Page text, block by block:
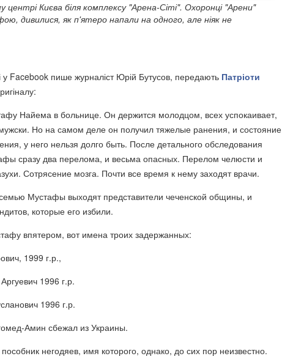
Києва біля комплексу "Арена-Сіті". Охоронці "Арени"
дивилися, як п'ятеро напали на одного, але ніяк не
у Facebook пише журналіст Юрій Бутусов, передають Патріоти
Найема в больнице. Он держится молодцом, всех успокаивает,
Но на самом деле он получил тяжелые ранения, и состояние
у него нельзя долго быть. После детального обследования
сразу два перелома, и весьма опасных. Перелом челюсти и
Сотрясение мозга. Почти все время к нему заходят врачи.
Мустафы выходят представители чеченской общины, и
которые его избили.
впятером, вот имена троих задержанных:
1999 г.р.,
1996 г.р.
1996 г.р.
Амин сбежал из Украины.
негодяев, имя которого, однако, до сих пор неизвестно.